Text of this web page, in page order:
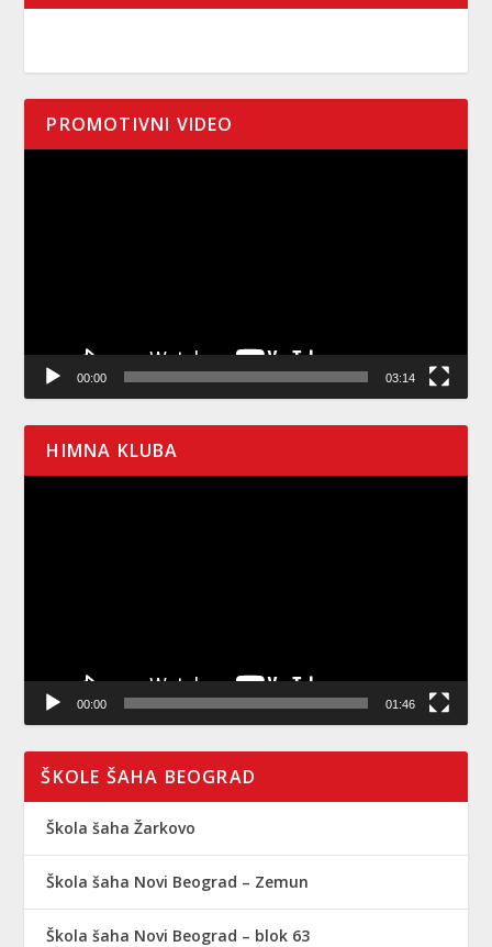
PROMOTIVNI VIDEO
00:00 03:14
HIMNA KLUBA
00:00 01:46
ŠKOLE ŠAHA BEOGRAD
Škola šaha Žarkovo
Škola šaha Novi Beograd – Zemun
Škola šaha Novi Beograd – blok 63